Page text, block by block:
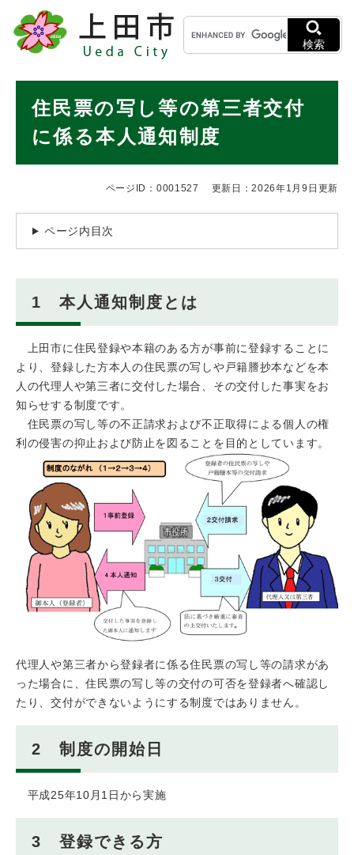
メニューを飛ばして本文へ
キ
ー
ワ
検
検索
住民票の写し等の第三者交付
に係る本人通知制度
ページID：0001527 更新日：2026年1月9日更新
ページ内目次
1 本人通知制度とは
上田市に住民登録や本籍のある方が事前に登録することに
より、登録した方本人の住民票の写しや戸籍謄抄本などを本
人の代理人や第三者に交付した場合、その交付した事実をお
知らせする制度です。
住民票の写し等の不正請求および不正取得による個人の権
利の侵害の抑止および防止を図ることを目的としています。
代理人や第三者から登録者に係る住民票の写し等の請求があ
った場合に、住民票の写し等の交付の可否を登録者へ確認し
たり、交付ができないようにする制度ではありません。
2 制度の開始日
平成25年10月1日から実施
3 登録できる方